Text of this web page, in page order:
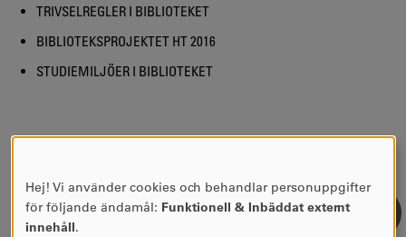
TRIVSELREGLER I BIBLIOTEKET
BIBLIOTEKSPROJEKTET HT 2016
STUDIEMILJÖER I BIBLIOTEKET
SENASTE UPPDATERING:2022-04-14
ANVÄNDNING
AV
Hej! Vi använder cookies och behandlar personuppgifter
för följande ändamål: Funktionell & Inbäddat externt
innehåll.